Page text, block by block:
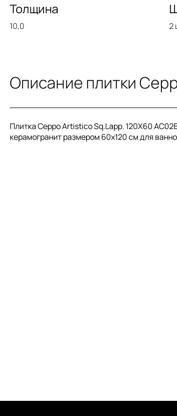
Толщина
10,0 2
Описание плитки
Плитка Ceppo Artistico Sq.Lapp. 120X60
керамогранит размером 60x120 см для